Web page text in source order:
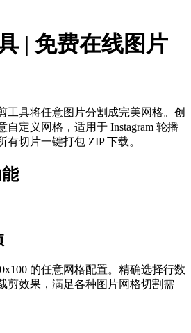
| 免费在线图片
工具将任意图片分割成完美网格。创
自定义网格，适用于 Instagram 轮播
切片一键打包 ZIP 下载。
的任意网格配置。精确选择行数
剪效果，满足各种图片网格切割需